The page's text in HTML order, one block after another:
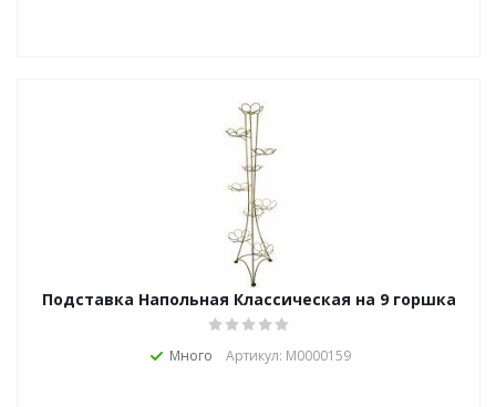
Подставка Напольная Классическая на 9 горшка
(Серия Р)
Много Артикул: М0000159